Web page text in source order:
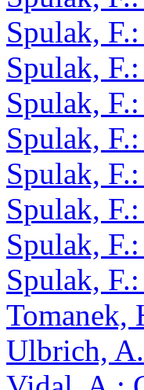
Spulak,
Spulak,
Spulak,
Spulak,
Spulak,
Spulak,
Spulak,
Spulak,
Tomanek,
Ulbrich,